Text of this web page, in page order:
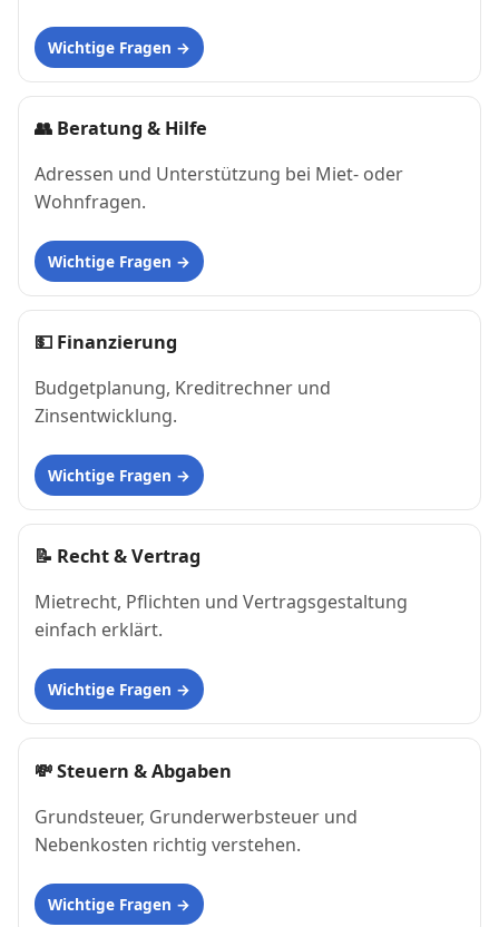
Wichtige Fragen
👥 Beratung & Hilfe
Adressen und Unterstützung bei Miet- oder
Wohnfragen.
Wichtige Fragen
💵 Finanzierung
Budgetplanung, Kreditrechner und
Zinsentwicklung.
Wichtige Fragen
📝 Recht & Vertrag
Mietrecht, Pflichten und Vertragsgestaltung
einfach erklärt.
Wichtige Fragen
💸Steuern & Abgaben
Grundsteuer, Grunderwerbsteuer und
Nebenkosten richtig verstehen.
Wichtige Fragen